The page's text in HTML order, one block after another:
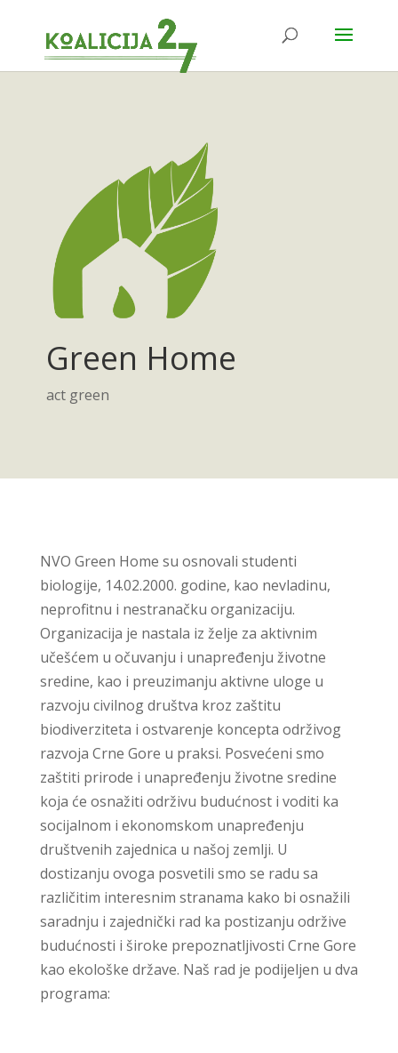
Green Home
act green
NVO Green Home su osnovali studenti
biologije, 14.02.2000. godine, kao nevladinu,
neprofitnu i nestranačku organizaciju.
Organizacija je nastala iz želje za aktivnim
učešćem u očuvanju i unapređenju životne
sredine, kao i preuzimanju aktivne uloge u
razvoju civilnog društva kroz zaštitu
biodiverziteta i ostvarenje koncepta održivog
razvoja Crne Gore u praksi. Posvećeni smo
zaštiti prirode i unapređenju životne sredine
koja će osnažiti održivu budućnost i voditi ka
socijalnom i ekonomskom unapređenju
društvenih zajednica u našoj zemlji. U
dostizanju ovoga posvetili smo se radu sa
različitim interesnim stranama kako bi osnažili
saradnju i zajednički rad ka postizanju održive
budućnosti i široke prepoznatljivosti Crne Gore
kao ekološke države. Naš rad je podijeljen u dva
programa: